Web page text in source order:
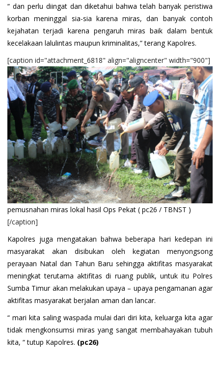
“ dan perlu diingat dan diketahui bahwa telah banyak peristiwa
korban meninggal sia-sia karena miras, dan banyak contoh
kejahatan terjadi karena pengaruh miras baik dalam bentuk
kecelakaan lalulintas maupun kriminalitas,” terang Kapolres.
[caption id="attachment_6818" align="aligncenter" width="900"]
pemusnahan miras lokal hasil Ops Pekat ( pc26 / TBNST )
[/caption]
Kapolres juga mengatakan bahwa beberapa hari kedepan ini
masyarakat akan disibukan oleh kegiatan menyongsong
perayaan Natal dan Tahun Baru sehingga aktifitas masyarakat
meningkat terutama aktifitas di ruang publik, untuk itu Polres
Sumba Timur akan melakukan upaya – upaya pengamanan agar
aktifitas masyarakat berjalan aman dan lancar.
“ mari kita saling waspada mulai dari diri kita, keluarga kita agar
tidak mengkonsumsi miras yang sangat membahayakan tubuh
kita, “ tutup Kapolres. (pc26)